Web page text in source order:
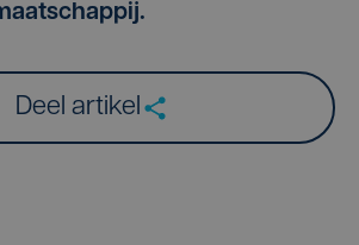
Deel artikel